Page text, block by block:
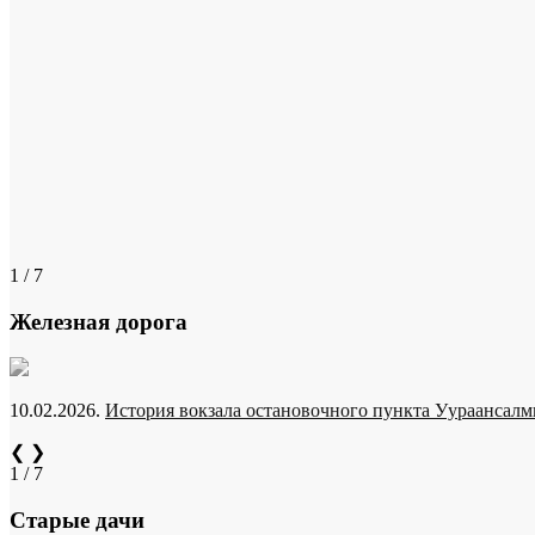
1 / 7
Железная дорога
10.02.2026. История вокзала остановочного пункта
❮ ❯
1 / 7
Старые дачи